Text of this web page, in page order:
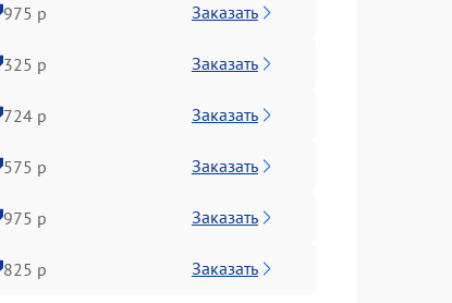
975 р Заказать
325 р Заказать
724 р Заказать
575 р Заказать
975 р Заказать
825 р Заказать